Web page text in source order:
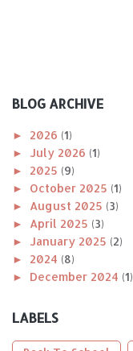
BLOG ARCHIVE
► 2026 (1)
► July 2026 (1)
► 2025 (9)
► October 2025 (1)
► August 2025 (3)
► April 2025 (3)
► January 2025 (2)
► 2024 (8)
► December 2024 (1)
► October 2024
► April 2024 (1)
LABELS